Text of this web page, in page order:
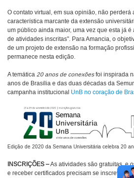
O contato virtual, em sua opinião, não perderá
característica marcante da extensão
um público ainda maior, uma vez que esta já
de atividades inscritas". Para Amancia, o
de um projeto de extensão na formação
permanece nesta edição.
A temática 20 anos de conexõesfoi inspirada
anos de Brasília e das duas décadas da
campanha institucional UnB no coração de
Edição de 2020 da Semana Universitária celebra 20
INSCRIÇÕES –As atividades são gratuitas, e
e receber certificados precisam se inscrever